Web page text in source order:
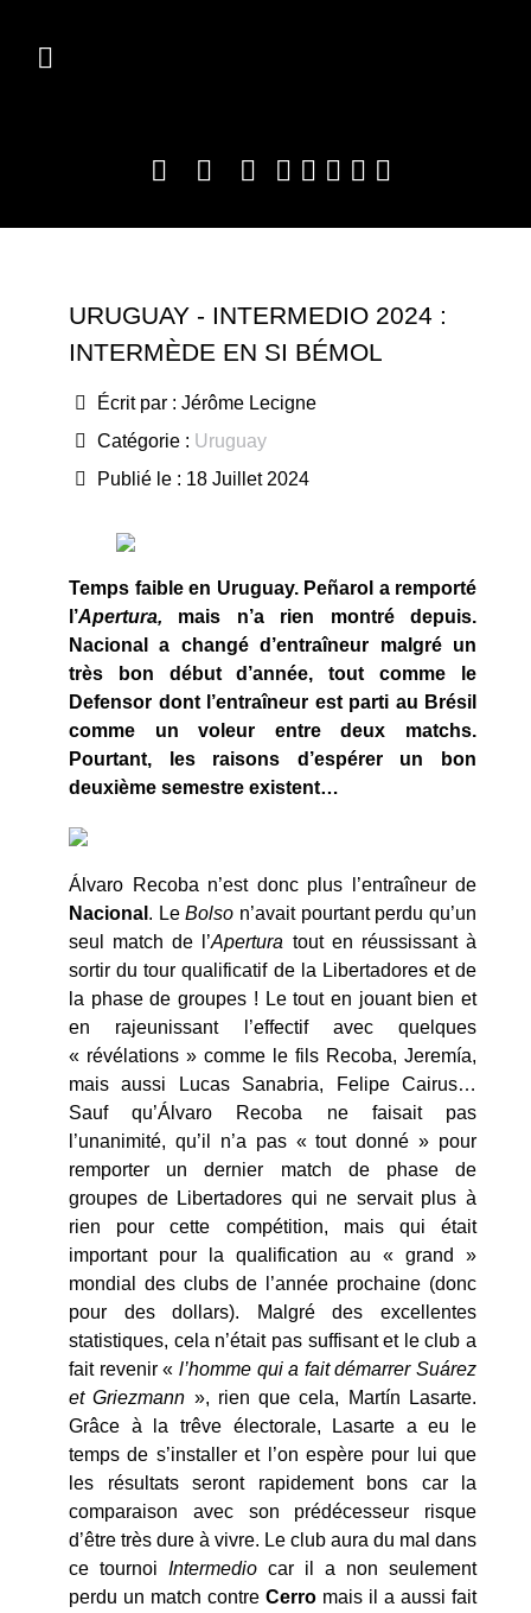
URUGUAY - INTERMEDIO 2024 :
INTERMÈDE EN SI BÉMOL
Écrit par : Jérôme Lecigne
Catégorie : Uruguay
Publié le : 18 Juillet 2024
Temps faible en Uruguay. Peñarol a remporté
l’Apertura, mais n’a rien montré depuis.
Nacional a changé d’entraîneur malgré un
très bon début d’année, tout comme le
Defensor dont l’entraîneur est parti au Brésil
comme un voleur entre deux matchs.
Pourtant, les raisons d’espérer un bon
deuxième semestre existent…
Álvaro Recoba n’est donc plus l’entraîneur de
Nacional . LeBolso n’avait pourtant perdu qu’un
seul match de l’Apertura tout en réussissant à
sortir du tour qualificatif de la Libertadores et de
la phase de groupes ! Le tout en jouant bien et
en rajeunissant l’effectif avec quelques
« révélations » comme le fils Recoba, Jeremía,
mais aussi Lucas Sanabria, Felipe Cairus…
Sauf qu’Álvaro Recoba ne faisait pas
l’unanimité, qu’il n’a pas « tout donné » pour
remporter un dernier match de phase de
groupes de Libertadores qui ne servait plus à
rien pour cette compétition, mais qui était
important pour la qualification au « grand »
mondial des clubs de l’année prochaine (donc
pour des dollars). Malgré des excellentes
statistiques, cela n’était pas suffisant et le club a
fait revenir « l’homme qui a fait démarrer Suárez
et Griezmann », rien que cela, Martín Lasarte.
Grâce à la trêve électorale, Lasarte a eu le
temps de s’installer et l’on espère pour lui que
les résultats seront rapidement bons car la
comparaison avec son prédécesseur risque
d’être très dure à vivre. Le club aura du mal dans
ce tournoi Intermedio car il a non seulement
perdu un match contre Cerro mais il a aussi fait